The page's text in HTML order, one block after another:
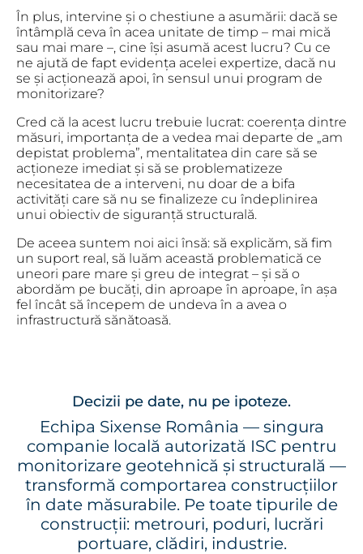
În plus, intervine și o chestiune a asumării: dacă se
întâmplă ceva în acea unitate de timp – mai mică
sau mai mare –, cine își asumă acest lucru? Cu ce
ne ajută de fapt evidența acelei expertize, dacă nu
se și acționează apoi, în sensul unui program de
monitorizare?
Cred că la acest lucru trebuie lucrat: coerența dintre
măsuri, importanța de a vedea mai departe de „am
depistat problema”, mentalitatea din care să se
acționeze imediat și să se problematizeze
necesitatea de a interveni, nu doar de a bifa
activități care să nu se finalizeze cu îndeplinirea
unui obiectiv de siguranță structurală.
De aceea suntem noi aici însă: să explicăm, să fim
un suport real, să luăm această problematică ce
uneori pare mare și greu de integrat – și să o
abordăm pe bucăți, din aproape în aproape, în așa
fel încât să începem de undeva în a avea o
infrastructură sănătoasă.
Decizii pe date, nu pe ipoteze.
Echipa Sixense România — singura
companie locală autorizată ISC pentru
monitorizare geotehnică și structurală —
transformă comportarea construcțiilor
în date măsurabile. Pe toate tipurile de
construcții: metrouri, poduri, lucrări
portuare, clădiri, industrie.